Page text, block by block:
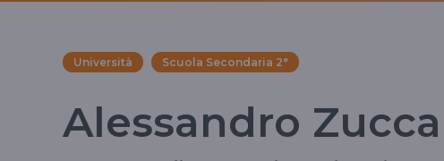
Università Scuola Secondaria 2°
Alessandro